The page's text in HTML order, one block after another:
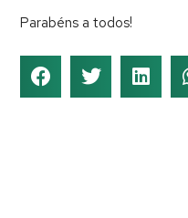
Parabéns a todos!